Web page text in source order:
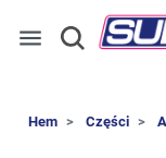
menu
Hem Części